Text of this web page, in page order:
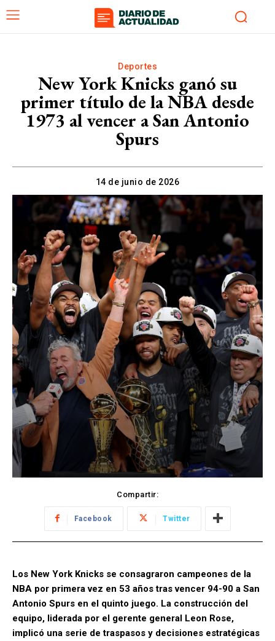
Deportes
New York Knicks ganó su
primer título de la NBA desde
1973 al vencer a San Antonio
Spurs
14 de junio de 2026
Compartir:
Facebook Twitter
Los New York Knicks se consagraron campeones de la
NBA por primera vez en 53 años tras vencer 94-90 a San
Antonio Spurs en el quinto juego. La construcción del
equipo, liderada por el gerente general Leon Rose,
implicó una serie de traspasos y decisiones estratégicas